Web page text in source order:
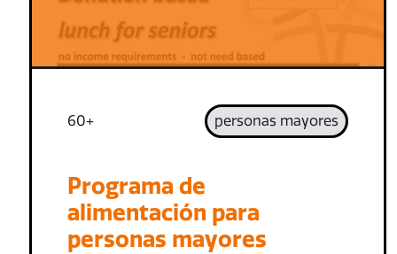
60+ personas mayores
Programa de
alimentación para
personas mayores